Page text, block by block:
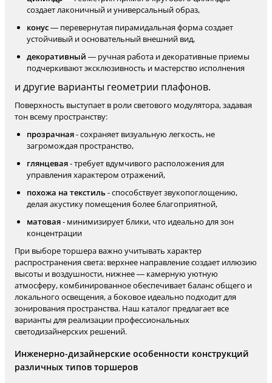
создает лаконичный и универсальный образ,
конус— перевернутая пирамидальная форма создает
устойчивый и основательный внешний вид,
декоративный — ручная работа и декоративные приемы
подчеркивают эксклюзивность и мастерство исполнения
и другие варианты геометрии плафонов.
Поверхность выступает в роли светового модулятора, задавая
тон всему пространству:
прозрачная- сохраняет визуальную легкость, не
загромождая пространство,
глянцевая- требует вдумчивого расположения для
управления характером отражений,
похожа на текстиль- способствует звукопоглощению,
делая акустику помещения более благоприятной,
матовая- минимизирует блики, что идеально для зон
концентрации
При выборе торшера важно учитывать характер
распространения света: верхнее направление создает иллюзию
высоты и воздушности, нижнее — камерную уютную
атмосферу, комбинированное обеспечивает баланс общего и
локального освещения, а боковое идеально подходит для
зонирования пространства. Наш каталог предлагает все
варианты для реализации профессиональных
светодизайнерских решений.
Инженерно-дизайнерские особенности конструкций
различных типов торшеров